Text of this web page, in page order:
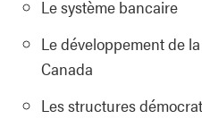
Le système bancaire
Le développement de
Canada
Les structures